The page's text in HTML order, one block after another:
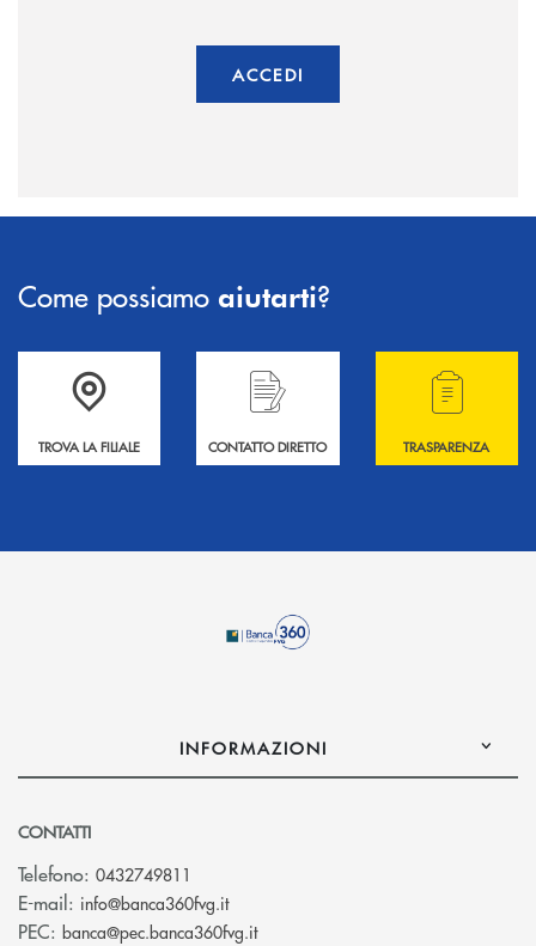
ACCEDI
Come possiamo aiutarti?
Accedi all' elenco completo delle filiali .
TROVA LA FILIALE
Hai bisogno di informazioni? Contattaci !
CONTATTO DIRETTO
Hai bisogno di
TRASPARENZA
INFORMAZIONI
CONTATTI
Telefono: 0432749811
E-mail: info@banca360fvg.it(si apre l’app di posta elettronica)
PEC: banca@pec.banca360fvg.it(si apre l’app di posta elettronica)